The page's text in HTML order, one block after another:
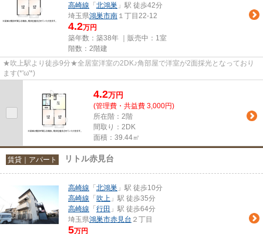
高崎線 「 北鴻巣 」駅 徒歩42分
埼玉県鴻巣市南 １丁目22-12
4.2万円
築年数：築38年 ｜販売中： 1室
階数：2階建
★吹上駅より徒歩9分★全居室洋室の2DK♪角部屋で洋室が2面採光となっており
ます(*'ω'*)
4.2万円
(管理費・共益費 3,000円)
所在階：2階
間取り：2DK
面積：39.44㎡
賃貸｜アパート リトル赤見台
高崎線 「 北鴻巣 」駅 徒歩10分
高崎線 「 吹上 」駅 徒歩35分
高崎線 「 行田 」駅 徒歩64分
埼玉県鴻巣市赤見台 ２丁目
5万円